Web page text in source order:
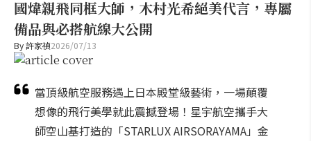
國煒親飛同框大師，木村光希絕美代言，專屬
備品與必搭航線大公開
By許家禎2026/07/13
當頂級航空服務遇上日本殿堂級藝術，一場顛覆
想像的飛行美學就此震撼登場！星宇航空攜手大
師空山基打造的「STARLUX AIRSORAYAMA」金